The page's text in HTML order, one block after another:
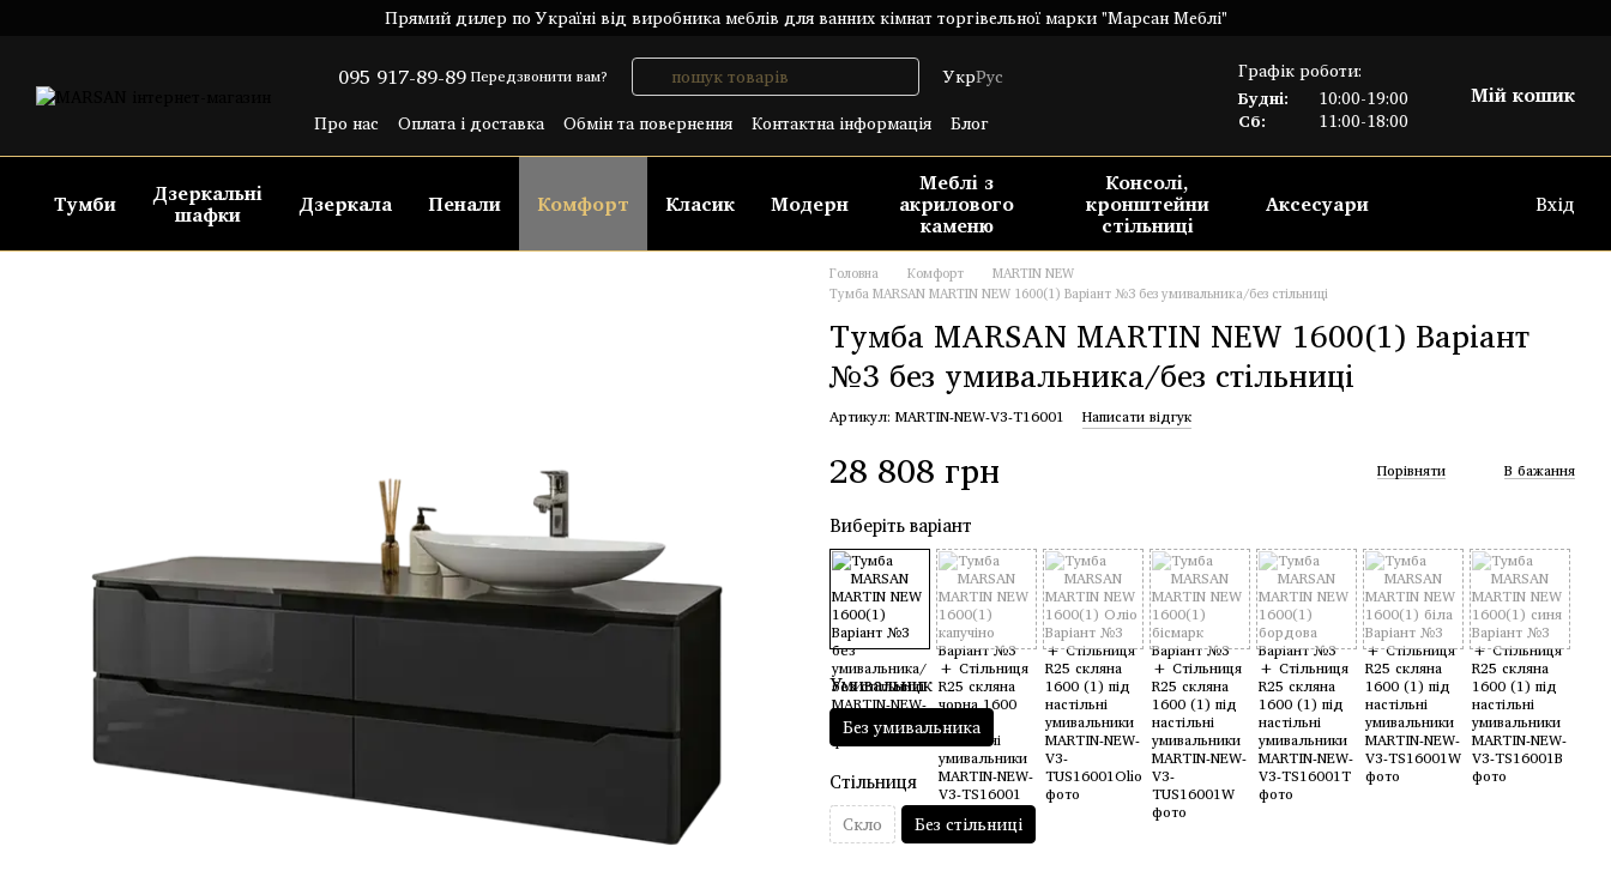
Прямий дилер по Україні від виробника меблів для ванних кімнат торгівельної марки "Марсан Меблі"
095 917-89-89 Передзвонити вам? УкрРус
Про нас
Оплата і доставка Обмін та повернення Контактна інформація
Блог
Графік роботи:
Будні:
10:00-19:00
Сб:
11:00-18:00
Мій кошик
Тумби Дзеркальні
шафки Дзеркала Пенали Комфорт Класик Модерн
Меблі з
акрилового
каменю
Консолі,
кронштейни
стільниці
Аксесуари Вхід
Головна Комфорт
MARTIN NEW
Тумба MARSAN MARTIN NEW 1600(1) Варіант №3 без умивальника/без стільниці
Тумба MARSAN MARTIN NEW 1600(1) Варіант
№3 без умивальника/без стільниці
Артикул: MARTIN-NEW-V3-T16001 Написати відгук
28 808 грн Порівняти В бажання
Виберіть варіант
Умивальник
Без умивальника
Стільниця
Скло Без стільниці